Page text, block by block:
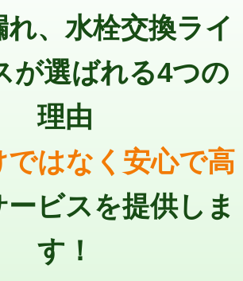
10㎝まで） 27,500円
10㎝超え）
16,500円
水処理・清掃・修
11,000円
水処理・清掃・修
22,000円
防水処理・清掃・修
8,800円～
ク） 22,000円+材料費
（壁付・デッキ
れ、水栓交換ライ
が選ばれる4つの
理由
ではなく安心で高
ービスを提供しま
す！